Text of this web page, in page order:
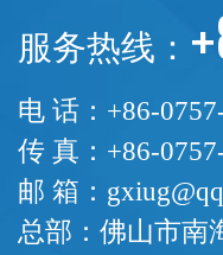
服务热线：
电 话：+86-
传 真：+86-
邮 箱：
总部：佛山市南